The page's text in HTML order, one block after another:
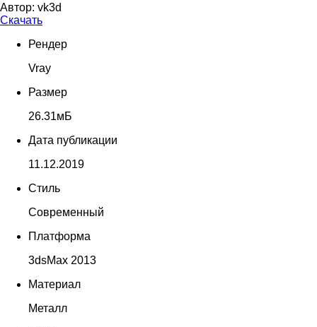
Автор: vk3d
Скачать
Рендер
Vray
Размер
26.31мБ
Дата публикации
11.12.2019
Стиль
Современный
Платформа
3dsMax 2013
Материал
Металл